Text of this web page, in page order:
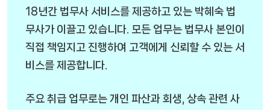
18년간 법무사 서비스를 제공하고 있는 박혜숙 법
무사가 이끌고 있습니다. 모든 업무는 법무사 본인이
직접 책임지고 진행하여 고객에게 신뢰할 수 있는 서
비스를 제공합니다.
주요 취급 업무로는 개인 파산과 회생, 상속 관련 사